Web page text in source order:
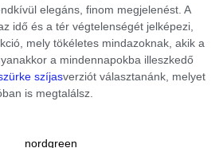
elegáns, finom megjelenést. A
idő és a tér végtelenségét jelképezi,
mely tökéletes mindazoknak, akik a
a mindennapokba illeszkedő
szíjasverziót választanánk, melyet
is megtalálsz.